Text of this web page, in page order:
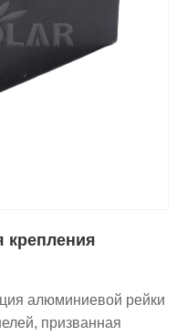
алюминиевой рейки
призванная